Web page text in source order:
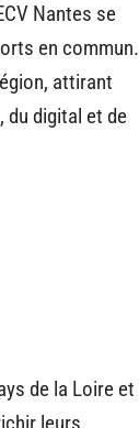
Nantes se
en commun.
attirant
du digital et de
de la Loire et